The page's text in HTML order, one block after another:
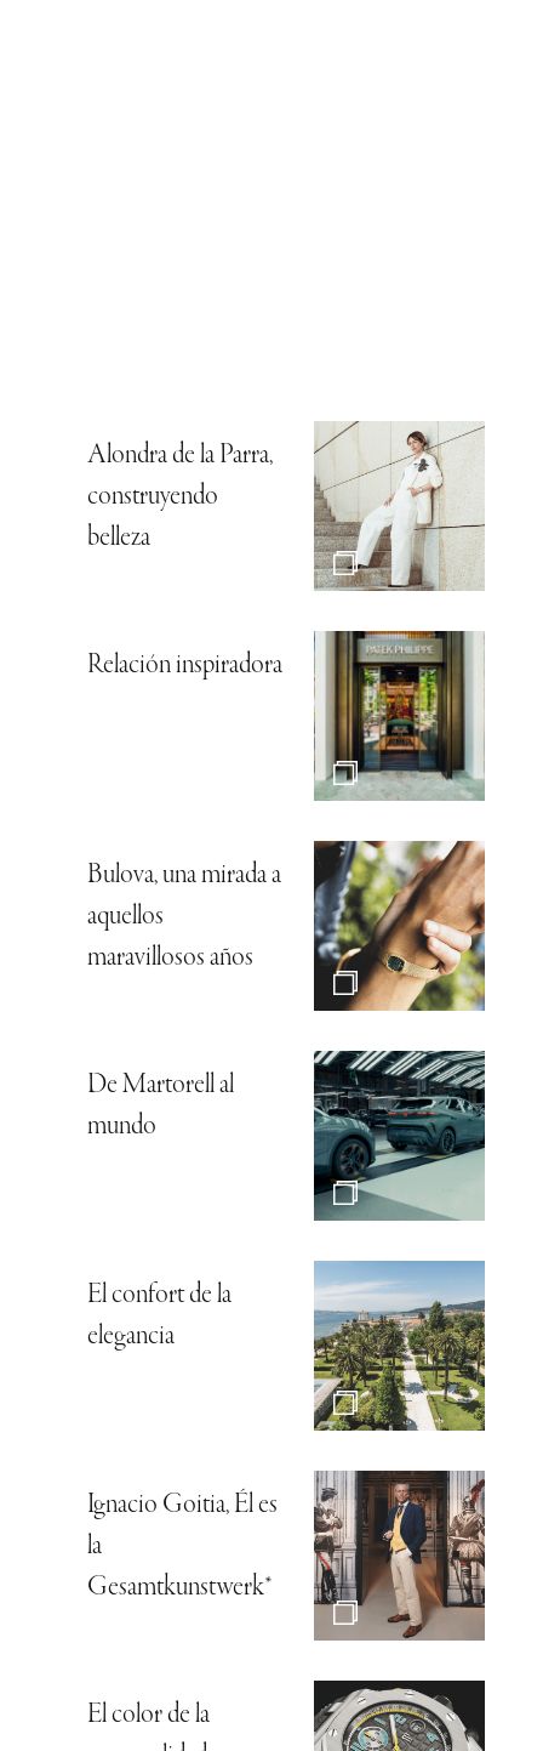
Alondra de la Parra,
construyendo
belleza
Relación inspiradora
Bulova, una mirada a
aquellos
maravillosos años
De Martorell al
mundo
El confort de la
elegancia
Ignacio Goitia, Él es
la
Gesamtkunstwerk*
El color de la